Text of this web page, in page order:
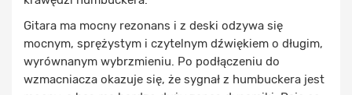
Gitara ma mocny rezonans i z deski odzywa się
mocnym, sprężystym i czytelnym dźwiękiem o długim,
wyrównanym wybrzmieniu. Po podłączeniu do
wzmacniacza okazuje się, że sygnał z humbuckera jest